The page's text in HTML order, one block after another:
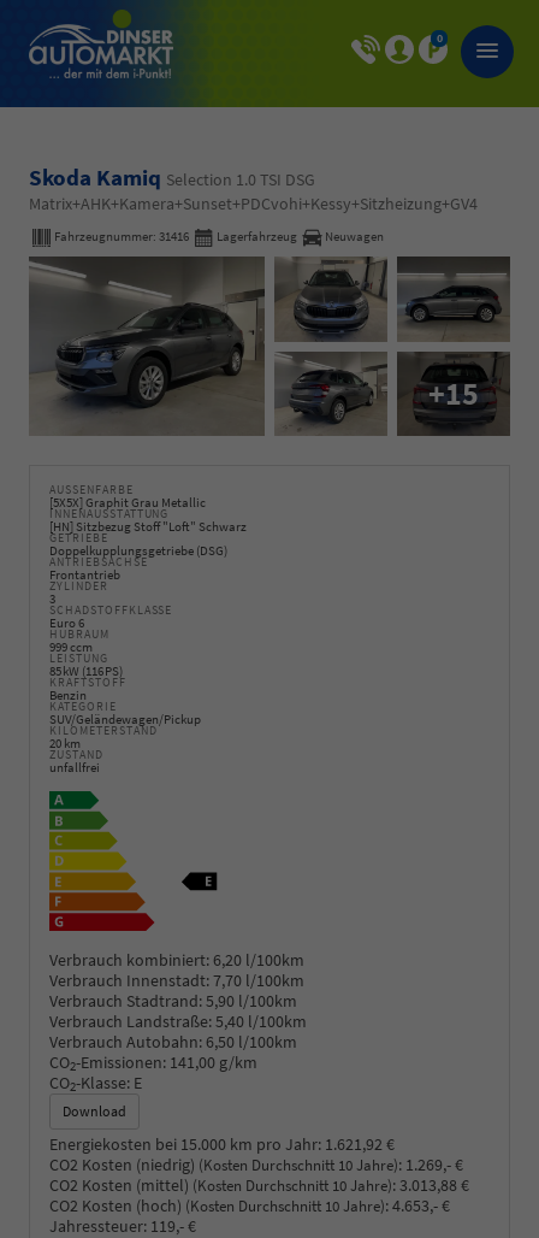
0
Skoda Kamiq Selection 1.0 TSI DSG
Matrix+AHK+Kamera+Sunset+PDCvohi+Kessy+Sitzheizung+GV4
Fahrzeugnummer: 31416 Lagerfahrzeug Neuwagen
+15
AUSSENFARBE
[5X5X] Graphit Grau Metallic
INNENAUSSTATTUNG
[HN] Sitzbezug Stoff "Loft" Schwarz
GETRIEBE
Doppelkupplungsgetriebe (DSG)
ANTRIEBSACHSE
Frontantrieb
ZYLINDER
3
SCHADSTOFFKLASSE
Euro 6
HUBRAUM
999 ccm
LEISTUNG
85 kW (116 PS)
KRAFTSTOFF
Benzin
KATEGORIE
SUV/Geländewagen/Pickup
KILOMETERSTAND
20 km
ZUSTAND
unfallfrei
Verbrauch kombiniert: 6,20 l/100km
Verbrauch Innenstadt:7,70 l/100km
Verbrauch Stadtrand:5,90 l/100km
Verbrauch Landstraße:5,40 l/100km
Verbrauch Autobahn: 6,50 l/100km
CO2-Emissionen: 141,00 g/km
CO2-Klasse: E
Download
Energiekosten bei 15.000 km pro Jahr: 1.621,92 €
CO2 Kosten (niedrig) (Kosten Durchschnitt 10 Jahre): 1.269,- €
CO2 Kosten (mittel) (Kosten Durchschnitt 10 Jahre):3.013,88 €
CO2 Kosten (hoch) (Kosten Durchschnitt 10 Jahre):4.653,- €
Jahressteuer: 119,- €